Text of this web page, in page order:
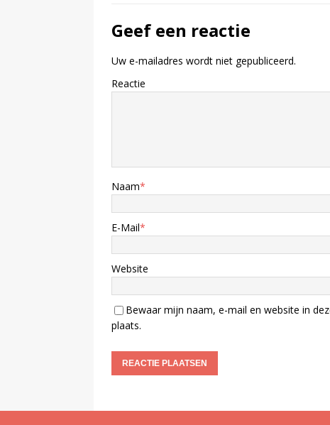
Geef een reactie
Uw e-mailadres wordt niet gepubliceerd.
Reactie
Naam*
E-Mail*
Website
Bewaar mijn naam, e-mail en website in
plaats.